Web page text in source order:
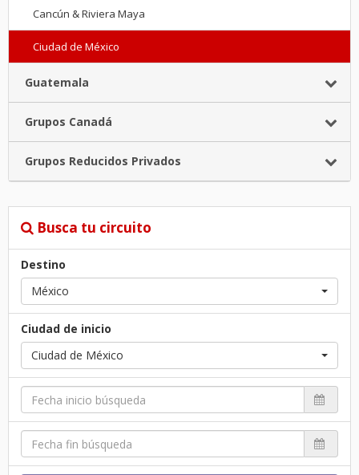
Cancún & Riviera Maya
Ciudad de México
Guatemala
Grupos Canadá
Grupos Reducidos Privados
Busca tu circuito
Destino
México
Ciudad de inicio
Ciudad de México